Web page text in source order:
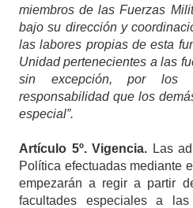
miembros de las Fuerzas
bajo su dirección y
las labores propias de esta
Unidad pertenecientes a las
sin excepción, por los
responsabilidad que los
especial”.
Artículo 5º.Vigencia. Las
Política efectuadas mediante
empezarán a regir a partir
facultades especiales a